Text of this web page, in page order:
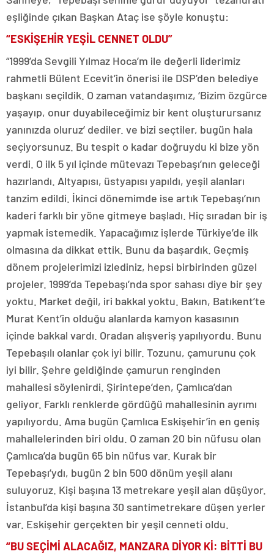
eşliğinde çıkan Başkan Ataç ise şöyle konuştu:
“ESKİŞEHİR YEŞİL CENNET OLDU”
“1999’da Sevgili Yılmaz Hoca’m ile değerli liderimiz
rahmetli Bülent Ecevit’in önerisi ile DSP’den belediye
başkanı seçildik. O zaman vatandaşımız, ‘Bizim özgürce
yaşayıp, onur duyabileceğimiz bir kent oluşturursanız
yanınızda oluruz’ dediler. ve bizi seçtiler, bugün hala
seçiyorsunuz. Bu tespit o kadar doğruydu ki bize yön
verdi. O ilk 5 yıl içinde mütevazı Tepebaşı’nın geleceği
hazırlandı. Altyapısı, üstyapısı yapıldı, yeşil alanları
tanzim edildi. İkinci dönemimde ise artık Tepebaşı’nın
kaderi farklı bir yöne gitmeye başladı. Hiç sıradan bir iş
yapmak istemedik. Yapacağımız işlerde Türkiye’de ilk
olmasına da dikkat ettik. Bunu da başardık. Geçmiş
dönem projelerimizi izlediniz, hepsi birbirinden güzel
projeler. 1999’da Tepebaşı’nda spor sahası diye bir şey
yoktu. Market değil, iri bakkal yoktu. Bakın, Batıkent’te
Murat Kent’in olduğu alanlarda kamyon kasasının
içinde bakkal vardı. Oradan alışveriş yapılıyordu. Bunu
Tepebaşılı olanlar çok iyi bilir. Tozunu, çamurunu çok
iyi bilir. Şehre geldiğinde çamurun renginden
mahallesi söylenirdi. Şirintepe’den, Çamlıca’dan
geliyor. Farklı renklerde gördüğü mahallesinin ayrımı
yapılıyordu. Ama bugün Çamlıca Eskişehir’in en geniş
mahallelerinden biri oldu. O zaman 20 bin nüfusu olan
Çamlıca’da bugün 65 bin nüfus var. Kurak bir
Tepebaşı’ydı, bugün 2 bin 500 dönüm yeşil alanı
suluyoruz. Kişi başına 13 metrekare yeşil alan düşüyor.
İstanbul’da kişi başına 30 santimetrekare düşen yerler
var. Eskişehir gerçekten bir yeşil cenneti oldu.
“BU SEÇİMİ ALACAĞIZ, MANZARA DİYOR Kİ: BİTTİ BU